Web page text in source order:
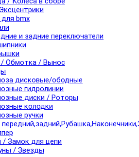
для bmx
и задние переключатели
/ Обмотка / Вынос
дисковые/ободные
гидролинии
диски / Роторы
колодки
ручки
/ Замок для цепи
/ Звезды